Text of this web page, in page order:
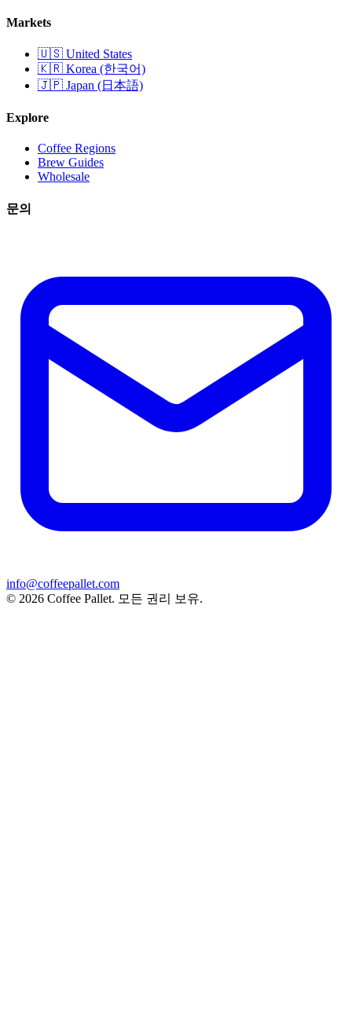
Markets
🇺🇸 United States
🇰🇷 Korea (한국어)
🇯🇵 Japan (日本語)
Explore
Coffee Regions
Brew Guides
Wholesale
문의
info@coffeepallet.com
© 2026 Coffee Pallet. 모든 권리 보유.